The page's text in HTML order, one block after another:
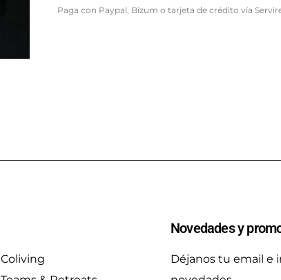
Paga con Paypal, Bizum o tarjeta de crédito vía
Coliving
Novedades y
Déjanos tu email e